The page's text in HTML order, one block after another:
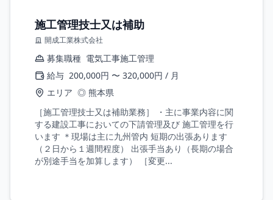
施工管理技士又は補助
開成工業株式会社
募集職種 電気工事施工管理
給与 200,000円 〜 320,000円 / 月
エリア ◎ 熊本県
［施工管理技士又は補助業務］ ・主に事業内容に関
する建設工事においての下請管理及び 施工管理を行
います ＊現場は主に九州管内 短期の出張あります
（２日から１週間程度） 出張手当あり（長期の場合
が別途手当を加算します） ［変更...